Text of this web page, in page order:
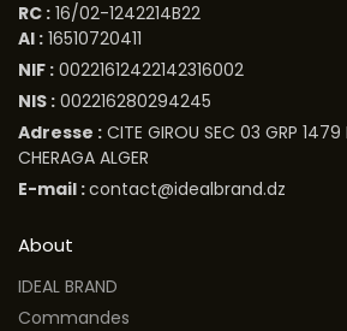
RC : 16/02-1242214B22
AI : 16510720411
NIF : 00221612422142316002
NIS : 002216280294245
Adresse : CITE GIROU SEC 03 GRP
CHERAGA ALGER
E-mail :contact@idealbrand.dz
About
IDEAL BRAND
Commandes